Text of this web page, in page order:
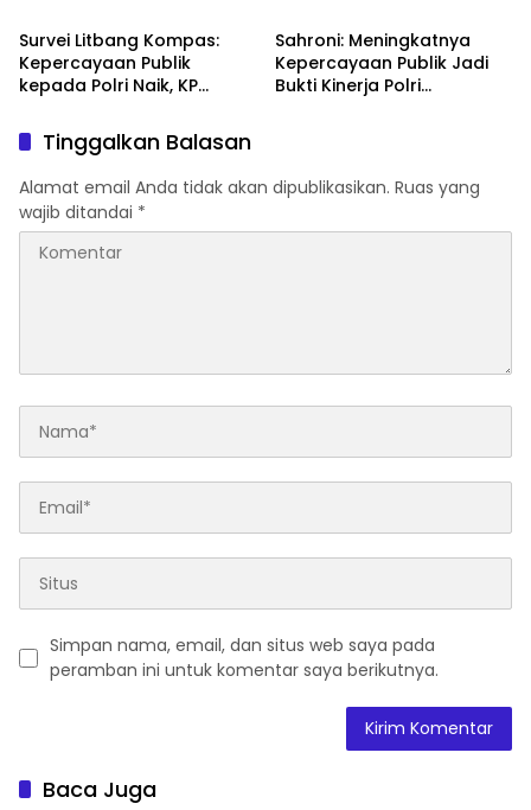
Sosial
Survei Litbang Kompas:
Kepercayaan Publik
kepada Polri Naik, KP
Reformasi Berjalan
Sahroni: Meningkatnya
Kepercayaan Publik Jadi
Bukti Kinerja Polri
Tinggalkan Balasan
Alamat email Anda tidak akan dipublikasikan. Ruas yang
wajib ditandai *
Simpan nama, email, dan situs web saya pada
peramban ini untuk komentar saya berikutnya.
Baca Juga